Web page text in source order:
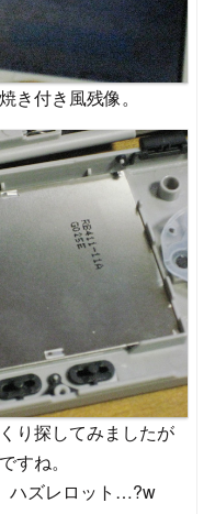
付き風残像。
り探してみましたが
すね。
ハズレロット…?w